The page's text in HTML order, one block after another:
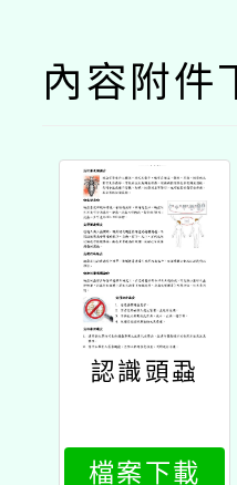
內容附件
認識頭蝨
檔案下載